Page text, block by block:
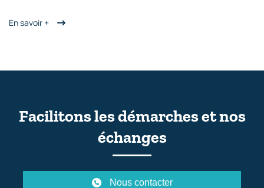
En savoir +
Facilitons les démarches et nos
échanges
Nous contacter